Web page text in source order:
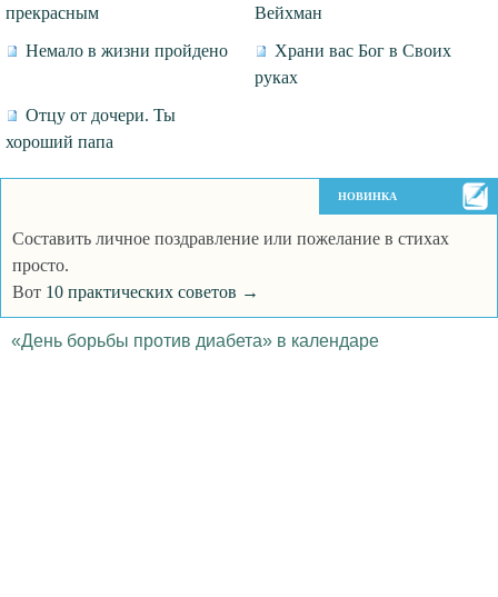
прекрасным
Вейхман
Немало в жизни пройдено
Храни вас Бог в Своих
руках
Отцу от дочери. Ты
хороший папа
НОВИНКА
Составить личное поздравление или пожелание в стихах
просто.
Вот 10 практических советов →
«День борьбы против диабета» в календаре